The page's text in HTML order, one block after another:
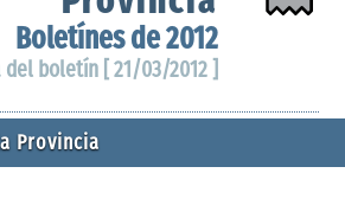
Boletínes de 2012
del boletín [ 21/03/2012 ]
Provincia